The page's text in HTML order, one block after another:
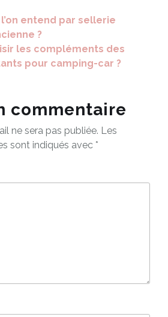
entend par sellerie
?
les compléments des
pour camping-car ?
commentaire
ne sera pas publiée. Les
sont indiqués avec *